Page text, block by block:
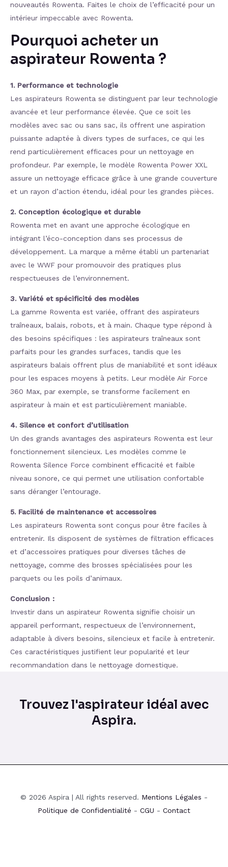
nouveautés Rowenta. Faites le choix de l’efficacité pour un
intérieur impeccable avec Rowenta.
Pourquoi acheter un
aspirateur Rowenta ?
1. Performance et technologie
Les aspirateurs Rowenta se distinguent par leur technologie
avancée et leur performance élevée. Que ce soit les
modèles avec sac ou sans sac, ils offrent une aspiration
puissante adaptée à divers types de surfaces, ce qui les
rend particulièrement efficaces pour un nettoyage en
profondeur. Par exemple, le modèle Rowenta Power XXL
assure un nettoyage efficace grâce à une grande couverture
et un rayon d’action étendu, idéal pour les grandes pièces​​.
2. Conception écologique et durable
Rowenta met en avant une approche écologique en
intégrant l’éco-conception dans ses processus de
développement. La marque a même établi un partenariat
avec le WWF pour promouvoir des pratiques plus
respectueuses de l’environnement​​.
3. Variété et spécificité des modèles
La gamme Rowenta est variée, offrant des aspirateurs
traîneaux, balais, robots, et à main. Chaque type répond à
des besoins spécifiques : les aspirateurs traîneaux sont
parfaits pour les grandes surfaces, tandis que les
aspirateurs balais offrent plus de maniabilité et sont idéaux
pour les espaces moyens à petits. Leur modèle Air Force
360 Max, par exemple, se transforme facilement en
aspirateur à main et est particulièrement maniable.
4. Silence et confort d’utilisation
Un des grands avantages des aspirateurs Rowenta est leur
fonctionnement silencieux. Les modèles comme le
Rowenta Silence Force combinent efficacité et faible
niveau sonore, ce qui permet une utilisation confortable
sans déranger l’entourage​​.
5. Facilité de maintenance et accessoires
Les aspirateurs Rowenta sont conçus pour être faciles à
entretenir. Ils disposent de systèmes de filtration efficaces
et d’accessoires pratiques pour diverses tâches de
nettoyage, comme des brosses spécialisées pour les
parquets ou les poils d’animaux​​.
Conclusion :
Investir dans un aspirateur Rowenta signifie choisir un
appareil performant, respectueux de l’environnement,
adaptable à divers besoins, silencieux et facile à entretenir.
Ces caractéristiques justifient leur popularité et leur
recommandation dans le nettoyage domestique.
Trouvez l'aspirateur idéal avec
Aspira.
© 2026 Aspira | All rights reserved. Mentions Légales -
Politique de Confidentialité - CGU - Contact